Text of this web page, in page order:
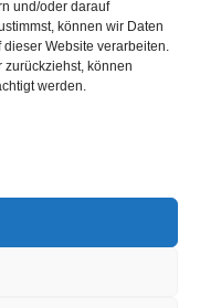
und/oder darauf
können wir Daten
Website verarbeiten.
zurückziehst, können
werden.
des Monats.